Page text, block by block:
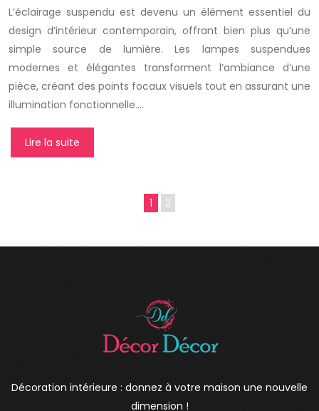
L’éclairage suspendu est devenu un élément essentiel du
design d’intérieur contemporain, offrant bien plus qu’une
simple source de lumière. Les lampes suspendues
modernes et élégantes transforment l’ambiance d’une
pièce, créant des points focaux visuels tout en assurant une
illumination fonctionnelle….
Lire la suite
1 2
Décoration intérieure : donnez à votre maison une nouvelle
dimension !